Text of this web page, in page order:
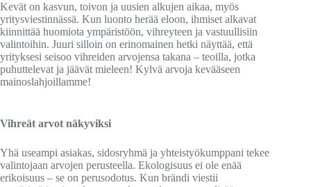
Kevät on kasvun, toivon ja uusien alkujen aikaa, myös
yritysviestinnässä. Kun luonto herää eloon, ihmiset alkavat
kiinnittää huomiota ympäristöön, vihreyteen ja vastuullisiin
valintoihin. Juuri silloin on erinomainen hetki näyttää, että
yrityksesi seisoo vihreiden arvojensa takana – teoilla, jotka
puhuttelevat ja jäävät mieleen! Kylvä arvoja kevääseen
mainoslahjoillamme!
Vihreät arvot näkyviksi
Yhä useampi asiakas, sidosryhmä ja yhteistyökumppani tekee
valintojaan arvojen perusteella. Ekologisuus ei ole enää
erikoisuus – se on perusodotus. Kun brändi viestii